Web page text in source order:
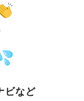
ビなど